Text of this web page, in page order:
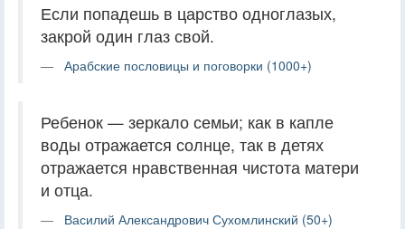
Если попадешь в царство одноглазых,
закрой один глаз свой.
Арабские пословицы и поговорки (1000+)
Ребенок — зеркало семьи; как в капле
воды отражается солнце, так в детях
отражается нравственная чистота матери
и отца.
Василий Александрович Сухомлинский (50+)